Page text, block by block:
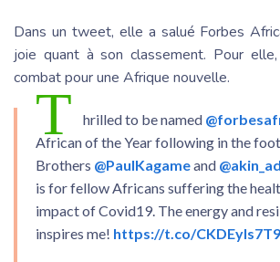
Dans un tweet, elle a salué Forbes
joie quant à son classement. Pour elle,
combat pour une Afrique nouvelle.
T hrilled to be named
African of the Year following in the
Brothers @PaulKagameand
is for fellow Africans suffering the
impact of Covid19. The energy and
inspires me! https://t.co/CKDEyls7T9